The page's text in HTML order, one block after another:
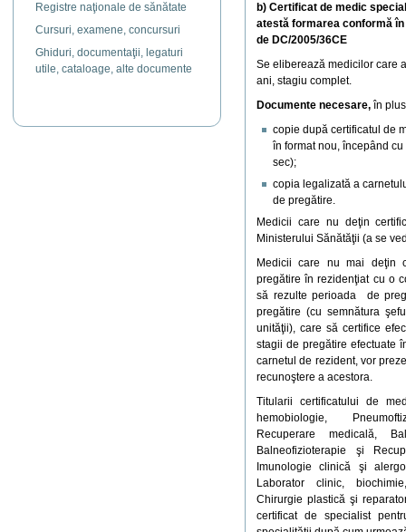
Registre naţionale de sănătate
Cursuri, examene, concursuri
Ghiduri, documentaţii, legaturi
utile, cataloage, alte documente
b) Certificat de medic
atestă formarea conformă
de DC/2005/36CE
Se eliberează medicilor care
ani, stagiu complet.
Documente necesare, în
copie după certificatul de
în format nou, începând
sec);
copia legalizată a
de pregătire.
Medicii care nu deţin
Ministerului Sănătăţii (a se
Medicii care nu mai deţin
pregătire în rezidenţiat cu o
să rezulte perioada de
pregătire (cu semnătura
unităţii), care să certifice
stagii de pregătire efectuate
carnetul de rezident, vor
recunoştere a acestora.
Titularii certificatului de
hemobiologie,
Recuperare medicală,
Balneofizioterapie şi
Imunologie clinică şi
Laborator clinic,
Chirurgie plastică şi
certificat de specialist